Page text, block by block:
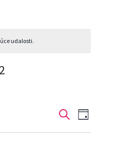
udalosti.
Udalosti
Search
Vyhľadať
Deň